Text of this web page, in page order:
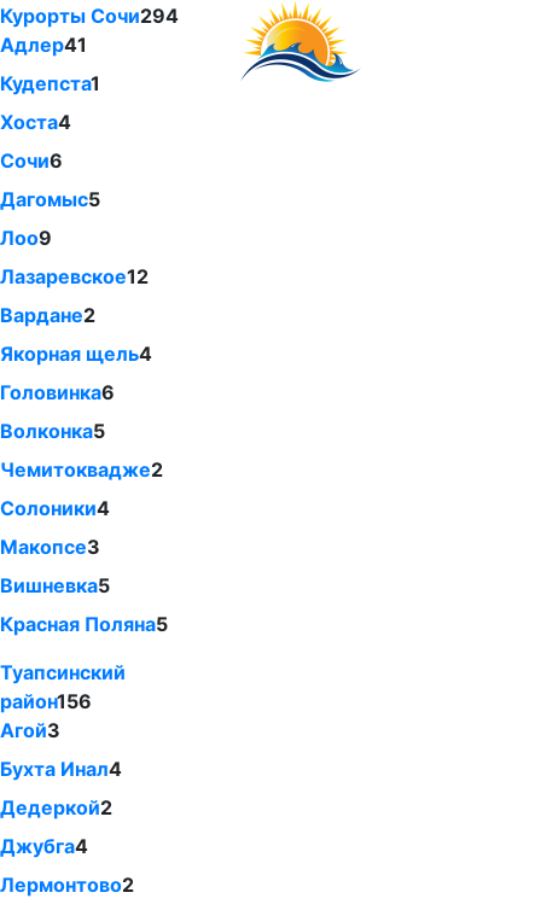
Курорты Сочи294
Адлер41
Кудепста1
Хоста4
Сочи6
Дагомыс5
Лоо9
Лазаревское12
Вардане2
Якорная щель4
Головинка6
Волконка5
Чемитоквадже2
Солоники4
Макопсе3
Вишневка5
Красная Поляна5
Туапсинский
район156
Агой3
Бухта Инал4
Дедеркой2
Джубга4
Лермонтово2